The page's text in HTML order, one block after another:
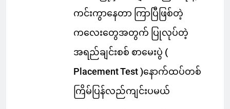
ကင်းကွာနေတာ ကြာပြီဖြစ်တဲ့
ကလေးတွေအတွက် ပြုလုပ်တဲ့
အရည်ချင်းစစ် စာမေးပွဲ (
Placement Test )နောက်ထပ်တစ်
ကြိမ်ပြန်လည်ကျင်းပမယ်